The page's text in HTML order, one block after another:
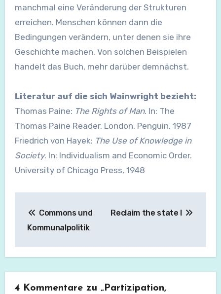
manchmal eine Veränderung der Strukturen
erreichen. Menschen können dann die
Bedingungen verändern, unter denen sie ihre
Geschichte machen. Von solchen Beispielen
handelt das Buch, mehr darüber demnächst.
Literatur auf die sich Wainwright bezieht:
Thomas Paine: The Rights of Man. In: The
Thomas Paine Reader, London, Penguin, 1987
Friedrich von Hayek: The Use of Knowledge in
Society. In: Individualism and Economic Order.
University of Chicago Press, 1948
Commons und
Kommunalpolitik
Reclaim the state I
4 Kommentare zu „Partizipation,